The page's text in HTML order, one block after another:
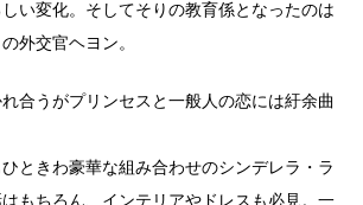
い変化。そしてそりの教育係となったのは
外交官ヘヨン。
合うがプリンセスと一般人の恋には紆余曲
ときわ豪華な組み合わせのシンデレラ・ラ